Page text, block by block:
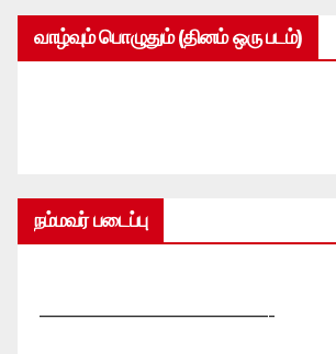
வாழ்வும் பொழுதும் (தினம் ஒரு படம்)
நம்மவர் படைப்பு
—————————————-